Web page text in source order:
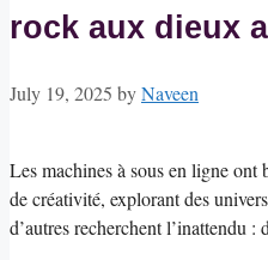
rock aux dieux
July 19, 2025 byNaveen
Les machines à sous en ligne
de créativité, explorant des
d’autres recherchent l’inattendu